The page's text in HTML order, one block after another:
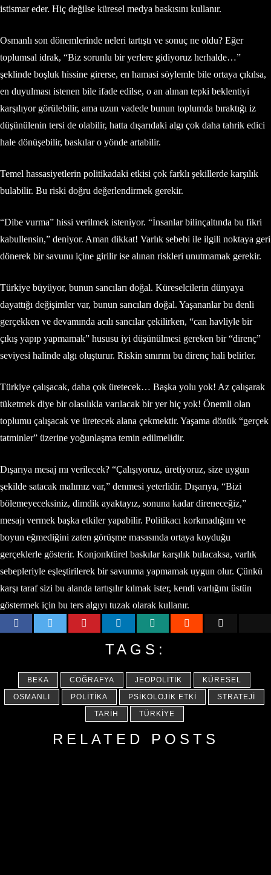
istismar eder. Hiç değilse küresel medya baskısını kullanır.
Osmanlı son dönemlerinde neleri tartıştı ve sonuç ne oldu? Eğer
toplumsal idrak, “Biz sorunlu bir yerlere gidiyoruz herhalde…”
şeklinde boşluk hissine girerse, en hamasi söylemle bile ortaya çıkılsa,
en duyulması istenen bile ifade edilse, o an alınan tepki beklentiyi
karşılıyor görülebilir, ama uzun vadede bunun toplumda bıraktığı iz
düşünülenin tersi de olabilir, hatta dışarıdaki algı çok daha tahrik edici
hale dönüşebilir, baskılar o yönde artabilir.
Temel hassasiyetlerin politikadaki etkisi çok farklı şekillerde karşılık
bulabilir. Bu riski doğru değerlendirmek gerekir.
“Dibe vurma” hissi verilmek isteniyor. “İnsanlar bilinçaltında bu fikri
kabullensin,” deniyor. Aman dikkat! Varlık sebebi ile ilgili noktaya geri
dönerek bir savunu içine girilir ise alınan riskleri unutmamak gerekir.
Türkiye büyüyor, bunun sancıları doğal. Küreselcilerin dünyaya
dayattığı değişimler var, bunun sancıları doğal. Yaşananlar bu denli
gerçekken ve devamında acılı sancılar çekilirken, “can havliyle bir
çıkış yapıp yapmamak” hususu iyi düşünülmesi gereken bir “direnç”
seviyesi halinde algı oluşturur. Riskin sınırını bu direnç hali belirler.
Türkiye çalışacak, daha çok üretecek… Başka yolu yok! Az çalışarak
tüketmek diye bir olasılıkla varılacak bir yer hiç yok! Önemli olan
toplumu çalışacak ve üretecek alana çekmektir. Yaşama dönük “gerçek
tatminler” üzerine yoğunlaşma temin edilmelidir.
Dışarıya mesaj mı verilecek? “Çalışıyoruz, üretiyoruz, size uygun
şekilde satacak malımız var,” denmesi yeterlidir. Dışarıya, “Bizi
bölemeyeceksiniz, dimdik ayaktayız, sonuna kadar direneceğiz,”
mesajı vermek başka etkiler yapabilir. Politikacı korkmadığını ve
boyun eğmediğini zaten görüşme masasında ortaya koyduğu
gerçeklerle gösterir. Konjonktürel baskılar karşılık bulacaksa, varlık
sebepleriyle eşleştirilerek bir savunma yapmamak uygun olur. Çünkü
karşı taraf sizi bu alanda tartışılır kılmak ister, kendi varlığını üstün
göstermek için bu ters algıyı tuzak olarak kullanır.
TAGS:
BEKA COĞRAFYA JEOPOLITIK
KÜRESEL
OSMANLI
POLITIKA PSIKOLOJIK ETKI
STRATEJI
TARIH
TÜRKIYE
RELATED POSTS